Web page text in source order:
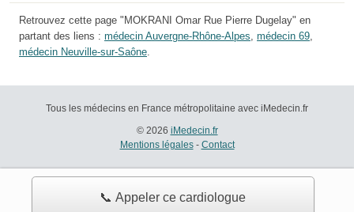
📞 Appeler ce cardiologue
Retrouvez cette page "MOKRANI Omar Rue Pierre Dugelay" en
partant des liens : médecin Auvergne-Rhône-Alpes, médecin 69,
médecin Neuville-sur-Saône.
Tous les médecins en France métropolitaine avec iMedecin.fr
© 2026 iMedecin.fr
Mentions légales- Contact